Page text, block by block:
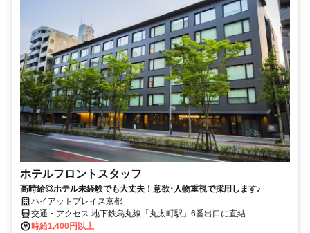
ホテルフロントスタッフ
高時給◎ホテル未経験でも大丈夫！意欲･人物重視で採用します♪
ハイアットプレイス京都
交通・アクセス 地下鉄烏丸線「丸太町駅」6番出口に直結
時給1,400円以上